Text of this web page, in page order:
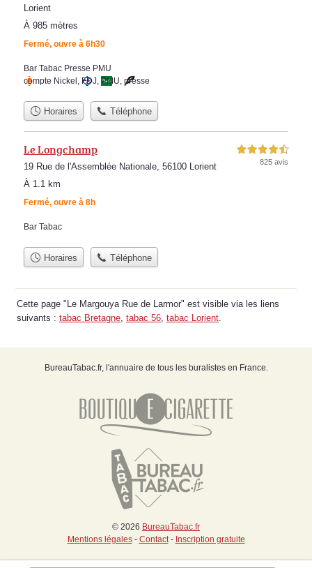
Lorient
À 985 mètres
Fermé, ouvre à 6h30
Bar Tabac Presse PMU
compte Nickel , FDJ, PMU, presse
Horaires Téléphone
Le Longchamp
19 Rue de l'Assemblée Nationale, 56100 Lorient
À 1.1 km
Fermé, ouvre à 8h
4,5 étoiles sur 5
825 avis
Bar Tabac
Horaires Téléphone
Cette page "Le Margouya Rue de Larmor" est visible via les liens
suivants : tabac Bretagne tabac 56 tabac Lorient
BureauTabac.fr, l'annuaire de tous les buralistes en France.
© 2026 BureauTabac.fr
Mentions légales- Contact- Inscription gratuite